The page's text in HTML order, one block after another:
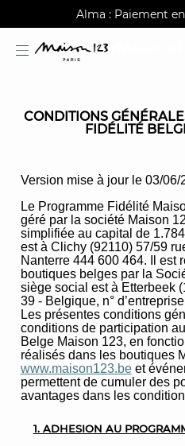
Alma : Paiement
AGUA : Découvrez
Livraison offerte à
CONDITIONS
FIDÉLITÉ
Version mise à jour le 03/06/
Le Programme Fidélité
géré par la société Maison
simplifiée au capital de
est à Clichy (92110) 57/59
Nanterre 444 600 464. Il est
boutiques belges par la
siège social est à Etterbeek
39 - Belgique, n°
Les présentes conditions
conditions de participation
Belge Maison 123, en
réalisés dans les boutiques
www.maison123.beet
permettent de cumuler des
avantages dans les
1. ADHESION AU